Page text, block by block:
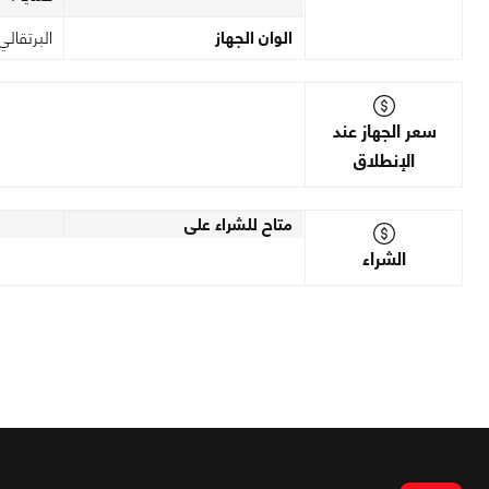
الوان الجهاز
سعر الجهاز عند
الإنطلاق
الشراء
متاح للشراء على